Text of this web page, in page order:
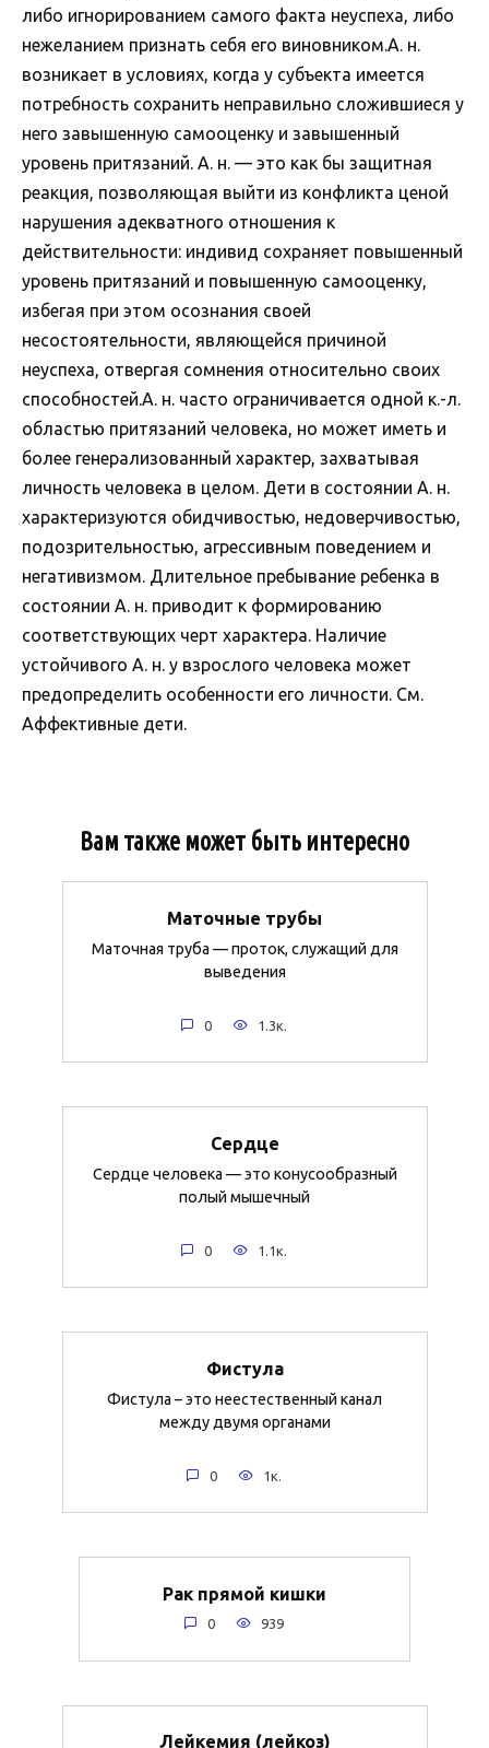
либо игнорированием самого факта неуспеха, либо
нежеланием признать себя его виновником.А. н.
возникает в условиях, когда у субъекта имеется
потребность сохранить неправильно сложившиеся у
него завышенную самооценку и завышенный
уровень притязаний. А. н. — это как бы защитная
реакция, позволяющая выйти из конфликта ценой
нарушения адекватного отношения к
действительности: индивид сохраняет повышенный
уровень притязаний и повышенную самооценку,
избегая при этом осознания своей
несостоятельности, являющейся причиной
неуспеха, отвергая сомнения относительно своих
способностей.А. н. часто ограничивается одной к.-л.
областью притязаний человека, но может иметь и
более генерализованный характер, захватывая
личность человека в целом. Дети в состоянии А. н.
характеризуются обидчивостью, недоверчивостью,
подозрительностью, агрессивным поведением и
негативизмом. Длительное пребывание ребенка в
состоянии А. н. приводит к формированию
соответствующих черт характера. Наличие
устойчивого А. н. у взрослого человека может
предопределить особенности его личности. См.
Аффективные дети.
Вам также может быть интересно
Маточные трубы
Маточная труба — проток, служащий для
выведения
0 1.3к.
Сердце
Сердце человека — это конусообразный
полый мышечный
0 1.1к.
Фистула
Фистула – это неестественный канал
между двумя органами
0 1к.
Рак прямой кишки
0 939
Лейкемия (лейкоз)